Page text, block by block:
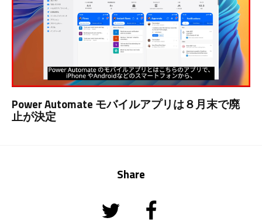
Power Automate モバイルアプリは８月末で廃
止が決定
Share